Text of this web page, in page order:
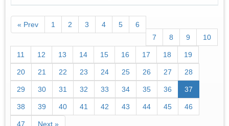
« Prev 1 2 3 4 5
6
7
8 9 10
11 12 13 14 15 16 17 18 19
20 21 22 23 24 25 26 27 28
29 30 31 32 33 34 35 36 37
38 39 40 41 42 43 44 45 46
47 Next »